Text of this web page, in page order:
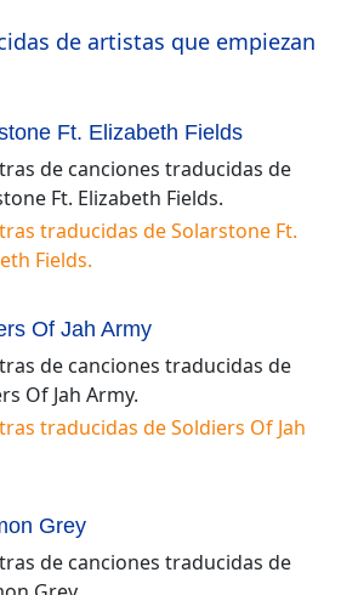
de artistas que empiezan
Ft. Elizabeth Fields
de canciones traducidas de
Ft. Elizabeth Fields.
traducidas deSolarstone Ft.
Fields.
Of Jah Army
de canciones traducidas de
Of Jah Army.
traducidas deSoldiers Of Jah
Grey
de canciones traducidas de